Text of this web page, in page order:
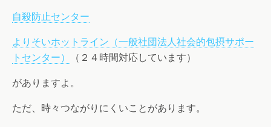
自殺防止センター
よりそいホットライン（一般社団法人社会的包摂サポー
トセンター）
（２４時間対応しています）
がありますよ。
ただ、時々つながりにくいことがあります。